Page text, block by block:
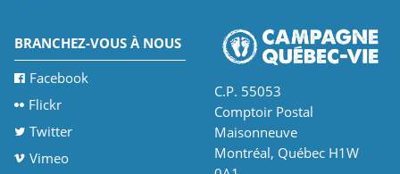
BRANCHEZ-VOUS À NOUS
Facebook
Flickr
Twitter
Vimeo
C.P. 55053
Comptoir Postal
Maisonneuve
Montréal, Québec H1W